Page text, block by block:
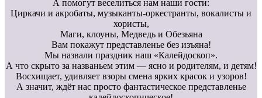
А помогут веселиться нам наши гости:
Циркачи и акробаты, музыканты-оркестранты, вокалисты и
хористы,
Маги, клоуны, Медведь и Обезьяна
Вам покажут представленье без изъяна!
Мы назвали праздник наш «Калейдоскоп».
А что скрыто за названьем этим — ясно и родителям, и детям!
Восхищает, удивляет взоры смена ярких красок и узоров!
А значит, ждёт нас просто фантастическое представленье